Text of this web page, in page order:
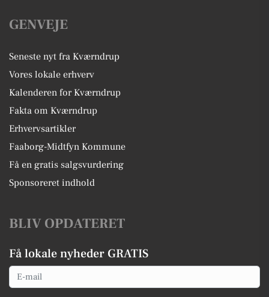
GENVEJE
Seneste nyt fra Kværndrup
Vores lokale erhverv
Kalenderen for Kværndrup
Fakta om Kværndrup
Erhvervsartikler
Faaborg-Midtfyn Kommune
Få en gratis salgsvurdering
Sponsoreret indhold
BLIV OPDATERET
Få lokale nyheder GRATIS
Email